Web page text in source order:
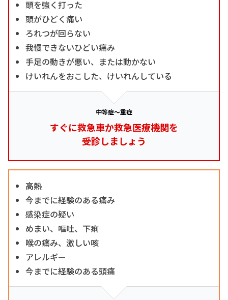
頭を強く打った
頭がひどく痛い
ろれつが回らない
我慢できないひどい痛み
手足の動きが悪い、または動かない
けいれんをおこした、けいれんしている
中等症～重症
すぐに救急車か救急医療機関を
受診しましょう
高熱
今までに経験のある痛み
感染症の疑い
めまい、嘔吐、下痢
喉の痛み、激しい咳
アレルギー
今までに経験のある頭痛